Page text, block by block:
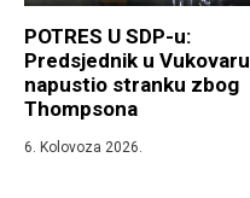
POTRES U SDP-u:
Predsjednik u Vukovaru
napustio stranku zbog
Thompsona
6. Kolovoza 2026.